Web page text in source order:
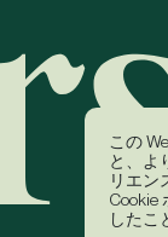
この
と、よ
リエン
Cookie
したこ